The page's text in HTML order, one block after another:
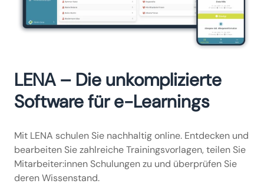
LENA – Die unkomplizierte
Software für e-Learnings
Mit LENA schulen Sie nachhaltig online. Entdecken und
bearbeiten Sie zahlreiche Trainingsvorlagen, teilen Sie
Mitarbeiter:innen Schulungen zu und überprüfen Sie
deren Wissenstand.